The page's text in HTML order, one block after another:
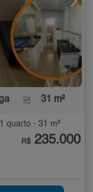
31 m²
quarto - 31 m²
R$ 235.000